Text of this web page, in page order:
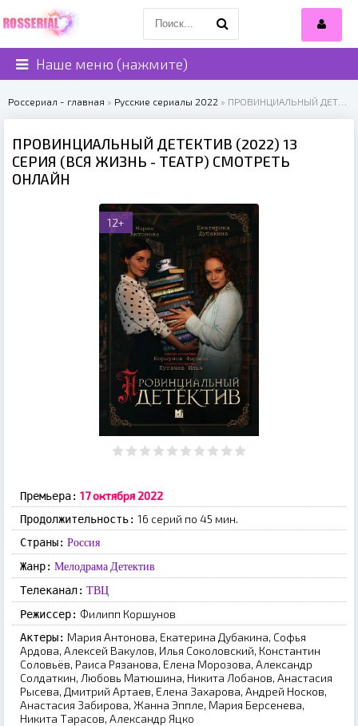
Наше меню (нажмите)
Россериал - главная » Русские сериалы 2022 » ПРОВИНЦИАЛЬНЫЙ ДЕТЕКТИВ (2022)
ПРОВИНЦИАЛЬНЫЙ ДЕТЕКТИВ (2022) 13
СЕРИЯ (ВСЯ ЖИЗНЬ - ТЕАТР) СМОТРЕТЬ
ОНЛАЙН
12+
Премьера: 17 октября 2022
Продолжительность: 16 серий по 45 мин.
Страны: Россия
Жанр: Мелодрама Детектив
Телеканал: ТВЦ
Режиссер: Филипп Коршунов
Актеры: Мария Антонова, Екатерина Дубакина, Софья
Ардова, Алексей Вакулов, Илья Соколовский, Константин
Соловьёв, Раиса Рязанова, Елена Морозова, Александр
Солдаткин, Любовь Матюшина, Никита Лобанов, Анастасия
Рысева, Дмитрий Артаев, Елена Захарова, Андрей Носков,
Анастасия Забирова, Жанна Эппле, Мария Берсенева,
Никита Тарасов, Александр Яцко